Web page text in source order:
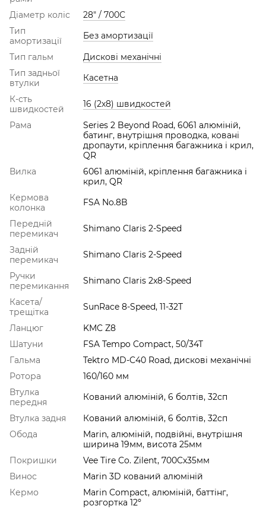
Діаметр коліс
28" / 700С
Тип
амортизації
Без амортизації
Тип гальм
Дискові механічні
Тип задньої
втулки
Касетна
К-сть
швидкостей
16 (2х8) швидкостей
Рама
Series 2 Beyond Road, 6061 алюміній,
батинг, внутрішня проводка, ковані
дропаути, кріплення багажника і крил,
QR
Вилка
6061 алюміній, кріплення багажника і
крил, QR
Кермова
колонка
FSA No.8B
Передній
перемикач
Shimano Claris 2-Speed
Задній
перемикач
Shimano Claris 2-Speed
Ручки
перемикання
Shimano Claris 2x8-Speed
Касета/
трещітка
SunRace 8-Speed, 11-32T
Ланцюг
KMC Z8
Шатуни
FSA Tempo Compact, 50/34T
Гальма
Tektro MD-C40 Road, дискові механічні
Ротора
160/160 мм
Втулка
передня
Кований алюміній, 6 болтів, 32сп
Втулка задня
Кований алюміній, 6 болтів, 32сп
Обода
Marin, алюміній, подвійні, внутрішня
ширина 19мм, висота 25мм
Покришки
Vee Tire Co. Zilent, 700Cx35мм
Винос
Marin 3D кований алюміній
Кермо
Marin Compact, алюміній, баттінг,
розгортка 12º